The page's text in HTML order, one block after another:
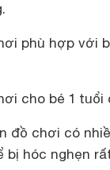
phù hợp với
cho bé 1
đồ chơi có
bị hóc nghẹn